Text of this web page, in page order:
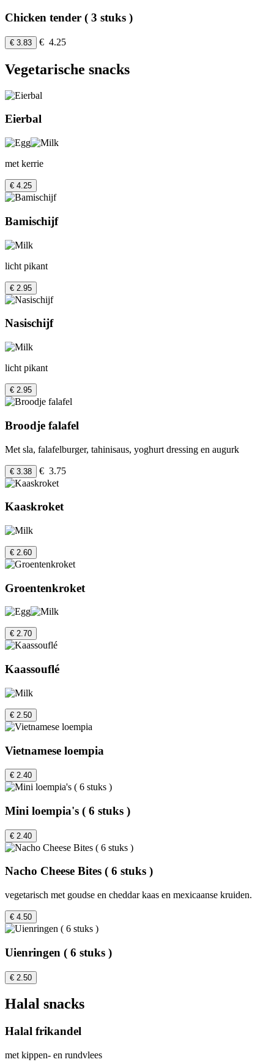
Chicken tender ( 3 stuks )
€ 3.83 € 4.25
Vegetarische snacks
Eierbal
met kerrie
€ 4.25
Bamischijf
licht pikant
€ 2.95
Nasischijf
licht pikant
€ 2.95
Broodje falafel
Met sla, falafelburger, tahinisaus, yoghurt dressing en augurk
€ 3.38 € 3.75
Kaaskroket
€ 2.60
Groentenkroket
€ 2.70
Kaassouflé
€ 2.50
Vietnamese loempia
€ 2.40
Mini loempia's ( 6 stuks )
€ 2.40
Nacho Cheese Bites ( 6 stuks )
vegetarisch met goudse en cheddar kaas en mexicaanse kruiden.
€ 4.50
Uienringen ( 6 stuks )
€ 2.50
Halal snacks
Halal frikandel
met kippen- en rundvlees